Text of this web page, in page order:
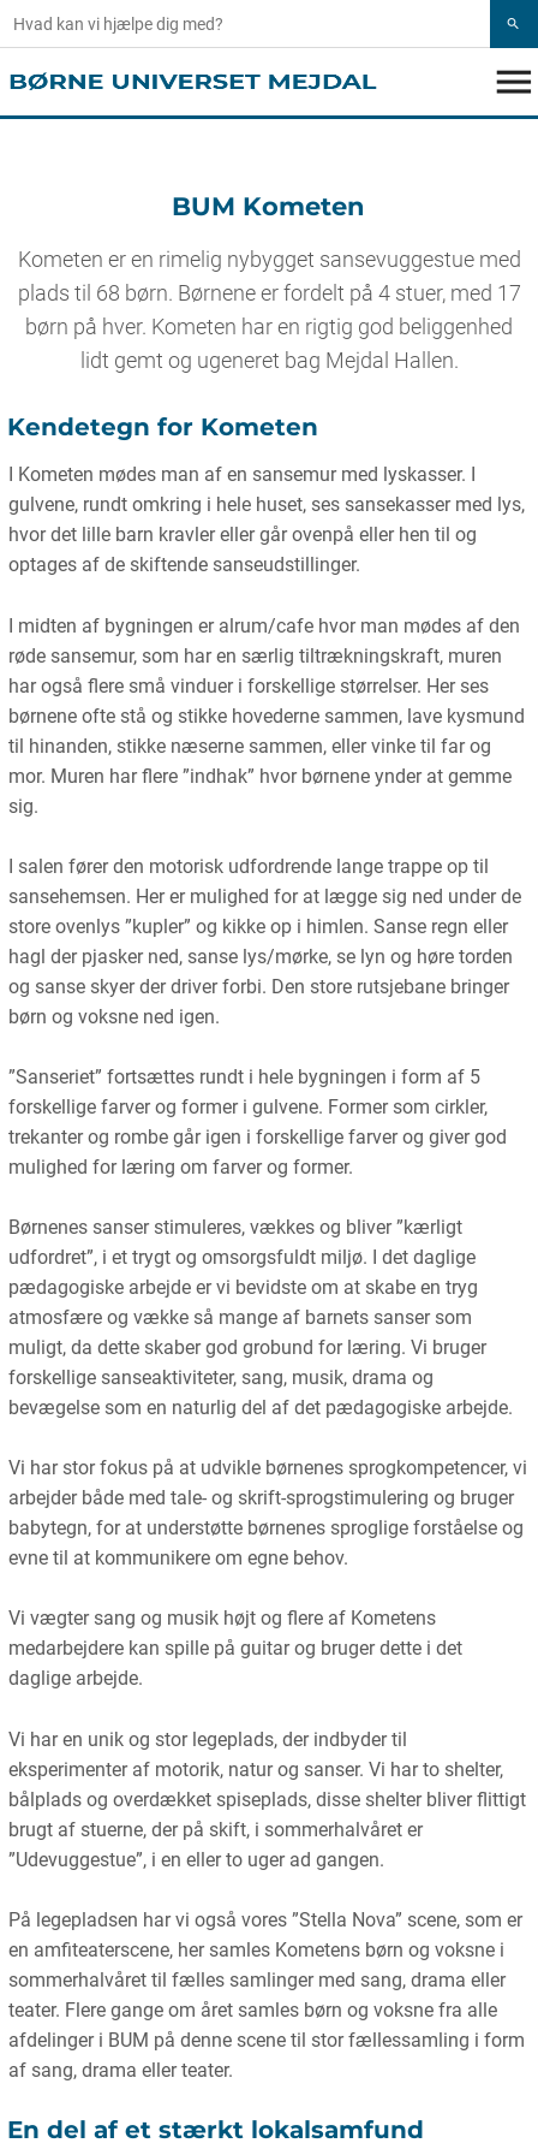
search
menu
BUM Kometen
Kometen er en rimelig nybygget sansevuggestue med
plads til 68 børn. Børnene er fordelt på 4 stuer, med 17
børn på hver. Kometen har en rigtig god beliggenhed
lidt gemt og ugeneret bag Mejdal Hallen.
Kendetegn for Kometen
I Kometen mødes man af en sansemur med lyskasser. I
gulvene, rundt omkring i hele huset, ses sansekasser med lys,
hvor det lille barn kravler eller går ovenpå eller hen til og
optages af de skiftende sanseudstillinger.
I midten af bygningen er alrum/cafe hvor man mødes af den
røde sansemur, som har en særlig tiltrækningskraft, muren
har også flere små vinduer i forskellige størrelser. Her ses
børnene ofte stå og stikke hovederne sammen, lave kysmund
til hinanden, stikke næserne sammen, eller vinke til far og
mor. Muren har flere ”indhak” hvor børnene ynder at gemme
sig.
I salen fører den motorisk udfordrende lange trappe op til
sansehemsen. Her er mulighed for at lægge sig ned under de
store ovenlys ”kupler” og kikke op i himlen. Sanse regn eller
hagl der pjasker ned, sanse lys/mørke, se lyn og høre torden
og sanse skyer der driver forbi. Den store rutsjebane bringer
børn og voksne ned igen.
”Sanseriet” fortsættes rundt i hele bygningen i form af 5
forskellige farver og former i gulvene. Former som cirkler,
trekanter og rombe går igen i forskellige farver og giver god
mulighed for læring om farver og former.
Børnenes sanser stimuleres, vækkes og bliver ”kærligt
udfordret”, i et trygt og omsorgsfuldt miljø. I det daglige
pædagogiske arbejde er vi bevidste om at skabe en tryg
atmosfære og vække så mange af barnets sanser som
muligt, da dette skaber god grobund for læring. Vi bruger
forskellige sanseaktiviteter, sang, musik, drama og
bevægelse som en naturlig del af det pædagogiske arbejde.
Vi har stor fokus på at udvikle børnenes sprogkompetencer, vi
arbejder både med tale- og skrift-sprogstimulering og bruger
babytegn, for at understøtte børnenes sproglige forståelse og
evne til at kommunikere om egne behov.
Vi vægter sang og musik højt og flere af Kometens
medarbejdere kan spille på guitar og bruger dette i det
daglige arbejde.
Vi har en unik og stor legeplads, der indbyder til
eksperimenter af motorik, natur og sanser. Vi har to shelter,
bålplads og overdækket spiseplads, disse shelter bliver flittigt
brugt af stuerne, der på skift, i sommerhalvåret er
”Udevuggestue”, i en eller to uger ad gangen.
På legepladsen har vi også vores ”Stella Nova” scene, som er
en amfiteaterscene, her samles Kometens børn og voksne i
sommerhalvåret til fælles samlinger med sang, drama eller
teater. Flere gange om året samles børn og voksne fra alle
afdelinger i BUM på denne scene til stor fællessamling i form
af sang, drama eller teater.
En del af et stærkt lokalsamfund